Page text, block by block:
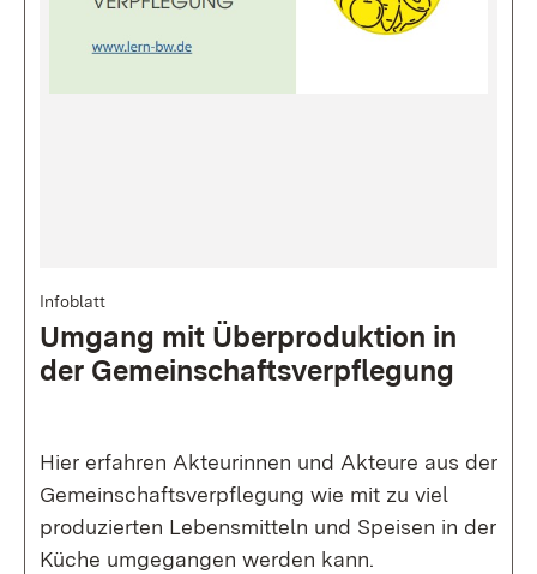
Infoblatt
Umgang mit Über­produktion in
der Gemein­schafts­verpflegung
Hier erfahren Akteurinnen und Akteure aus der
Gemeinschaftsverpflegung wie mit zu viel
produzierten Lebensmitteln und Speisen in der
Küche umgegangen werden kann.